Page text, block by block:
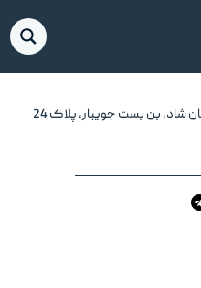
شاد، بن بست جویبار، پلاک 24